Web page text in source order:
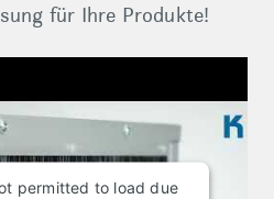
für Ihre Produkte!
permitted to load due